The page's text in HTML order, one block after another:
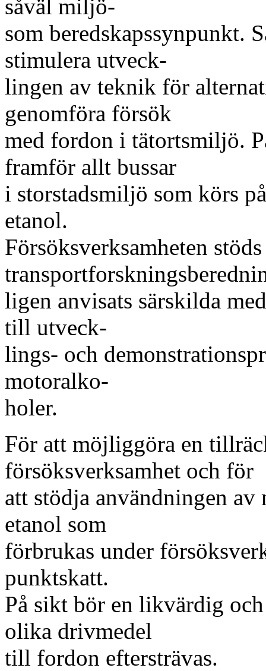
såväl miljö-
som beredskapssynpunkt.
stimulera utveck-
lingen av teknik för
genomföra försök
med fordon i tätortsmiljö.
framför allt bussar
i storstadsmiljö som körs
etanol.
Försöksverksamheten
ligen anvisats särskilda
till utveck-
lings- och
motoralko-
holer.
För att möjliggöra en
försöksverksamhet och för
att stödja användningen
etanol som
förbrukas under
punktskatt.
På sikt bör en likvärdig
olika drivmedel
till fordon eftersträvas.